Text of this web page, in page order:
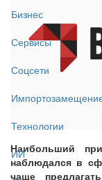
Бизнес
Сервисы
Соцсети
Технологии
ИИ
Наибольший
наблюдался в
чаще